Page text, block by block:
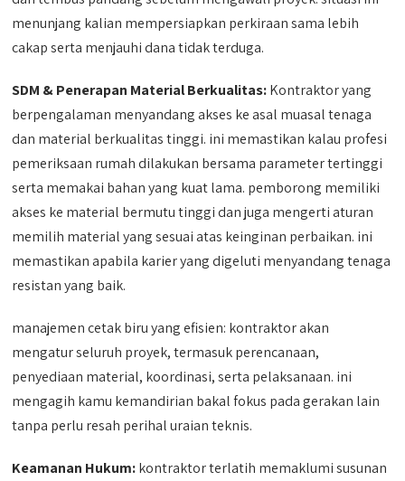
menunjang kalian mempersiapkan perkiraan sama lebih
cakap serta menjauhi dana tidak terduga.
SDM &Penerapan Material Berkualitas:Kontraktor yang
berpengalaman menyandang akses ke asal muasal tenaga
dan material berkualitas tinggi. ini memastikan kalau profesi
pemeriksaan rumah dilakukan bersama parameter tertinggi
serta memakai bahan yang kuat lama. pemborong memiliki
akses ke material bermutu tinggi dan juga mengerti aturan
memilih material yang sesuai atas keinginan perbaikan. ini
memastikan apabila karier yang digeluti menyandang tenaga
resistan yang baik.
manajemen cetak biru yang efisien: kontraktor akan
mengatur seluruh proyek, termasuk perencanaan,
penyediaan material, koordinasi, serta pelaksanaan. ini
mengagih kamu kemandirian bakal fokus pada gerakan lain
tanpa perlu resah perihal uraian teknis.
Keamanan Hukum:kontraktor terlatih memaklumi susunan